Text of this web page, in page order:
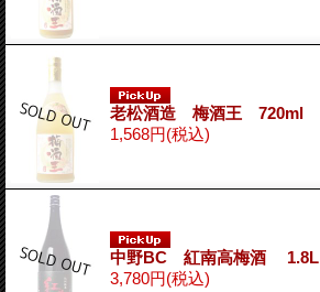
老松酒造 梅酒王 720ml
1,568円(税込)
中野BC 紅南高梅酒 1.8L
3,780円(税込)